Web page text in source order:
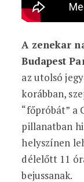
A zenekar
Budapest
az utolsó
korábban,
“főpróbát” a
pillanatban
helyszínen
délelőtt 11
bejussanak.